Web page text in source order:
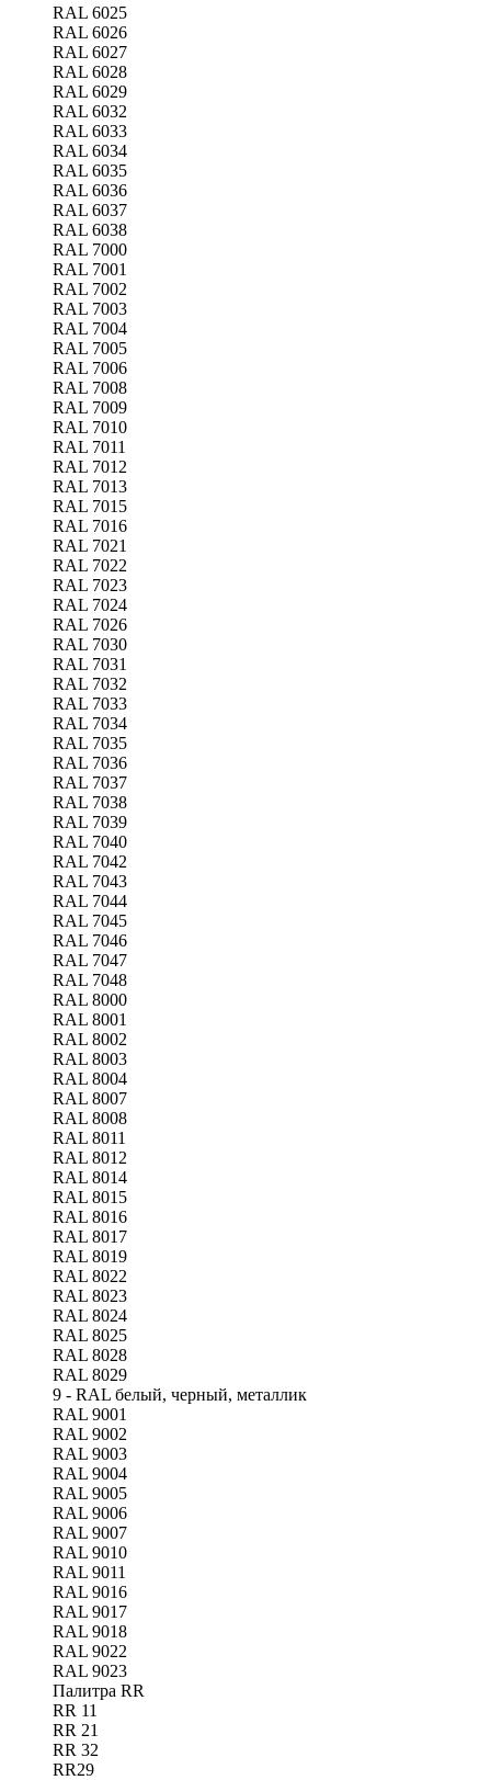
RAL 6025
RAL 6026
RAL 6027
RAL 6028
RAL 6029
RAL 6032
RAL 6033
RAL 6034
RAL 6035
RAL 6036
RAL 6037
RAL 6038
RAL 7000
RAL 7001
RAL 7002
RAL 7003
RAL 7004
RAL 7005
RAL 7006
RAL 7008
RAL 7009
RAL 7010
RAL 7011
RAL 7012
RAL 7013
RAL 7015
RAL 7016
RAL 7021
RAL 7022
RAL 7023
RAL 7024
RAL 7026
RAL 7030
RAL 7031
RAL 7032
RAL 7033
RAL 7034
RAL 7035
RAL 7036
RAL 7037
RAL 7038
RAL 7039
RAL 7040
RAL 7042
RAL 7043
RAL 7044
RAL 7045
RAL 7046
RAL 7047
RAL 7048
RAL 8000
RAL 8001
RAL 8002
RAL 8003
RAL 8004
RAL 8007
RAL 8008
RAL 8011
RAL 8012
RAL 8014
RAL 8015
RAL 8016
RAL 8017
RAL 8019
RAL 8022
RAL 8023
RAL 8024
RAL 8025
RAL 8028
RAL 8029
9 - RAL белый, черный, металлик
RAL 9001
RAL 9002
RAL 9003
RAL 9004
RAL 9005
RAL 9006
RAL 9007
RAL 9010
RAL 9011
RAL 9016
RAL 9017
RAL 9018
RAL 9022
RAL 9023
Палитра RR
RR 11
RR 21
RR 32
RR29